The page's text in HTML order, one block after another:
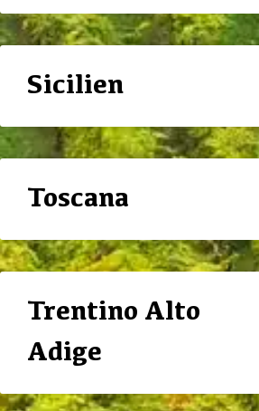
Sicilien
Toscana
Trentino Alto
Adige